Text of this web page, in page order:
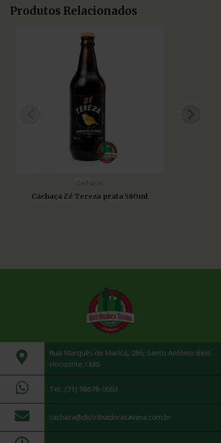
Produtos Relacionados
Cachaças
Cachaça Zé Tereza prata 580ml
Rua Marquês de Maricá, 286, Santo Antônio Belo
Horizonte / MG
Tel.: (31) 98678-0063
cachaca@distribuidorasavana.com.br